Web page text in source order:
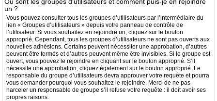
un ?
Vous pouvez consulter tous les groupes d’utilisateurs par l’intermédiaire du
lien « Groupes d’utilisateurs » depuis votre panneau de contrôle de
l’utilisateur. Si vous souhaitez en rejoindre un, cliquez sur le bouton
approprié. Cependant, tous les groupes d’utilisateurs ne sont pas ouverts aux
nouvelles adhésions. Certains peuvent nécessiter une approbation, d’autres
peuvent être fermés et d’autres peuvent même être invisibles. Si le groupe est
ouvert, vous pouvez le rejoindre en cliquant sur le bouton approprié. S’il
nécessite une approbation, cliquez également sur le bouton approprié. Le
responsable du groupe d’utilisateurs devra approuver votre requête et pourra
vous demander pourquoi vous souhaitez le rejoindre. Merci de ne pas
harceler un responsable de groupe s’il refuse votre requête : il doit avoir ses
propres raisons.